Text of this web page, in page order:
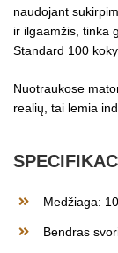
naudojant
ir ilgaamžis, tinka
Standard 100
Nuotraukose
realių, tai lemia
Medžiaga:
Bendras